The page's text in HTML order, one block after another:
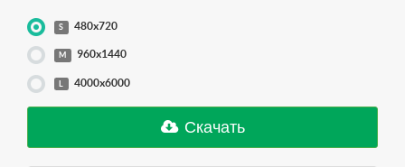
S 480x720
M 960x1440
4000x6000
Скачать